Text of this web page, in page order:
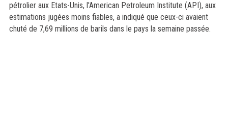
pétrolier aux Etats-Unis, l'American Petroleum Institute (API), aux
estimations jugées moins fiables, a indiqué que ceux-ci avaient
chuté de 7,69 millions de barils dans le pays la semaine passée.